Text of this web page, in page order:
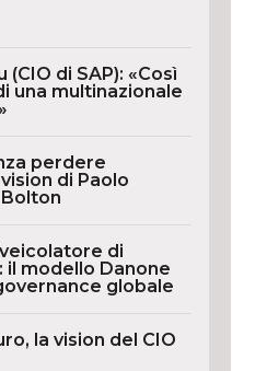
(CIO di SAP): «Così
una multinazionale
perdere
di Paolo
Bolton
di
il modello Danone
globale
la vision del CIO